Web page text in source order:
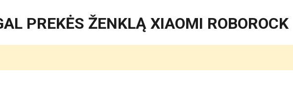
PREKĖS ŽENKLĄ XIAOMI ROBOROCK